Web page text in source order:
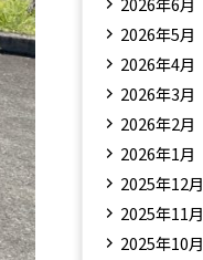
2026年5月
2026年4月
2026年3月
2026年2月
2026年1月
2025年12月
2025年11月
2025年10月